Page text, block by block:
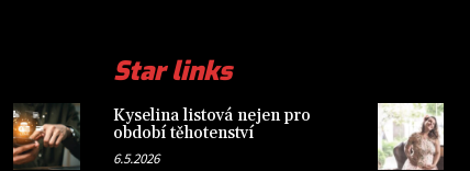
Star links
Kyselina listová nejen pro
období těhotenství
6.5.2026